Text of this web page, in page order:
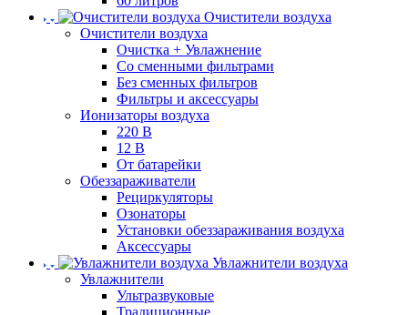
Очистители воздуха
Очистители воздуха
Очистка + Увлажнение
Cо сменными фильтрами
Без сменных фильтров
Фильтры и аксессуары
Ионизаторы воздуха
220 В
12 В
От батарейки
Обеззараживатели
Рециркуляторы
Озонаторы
Установки обеззараживания воздуха
Аксессуары
Увлажнители воздуха
Увлажнители
Ультразвуковые
Традиционные